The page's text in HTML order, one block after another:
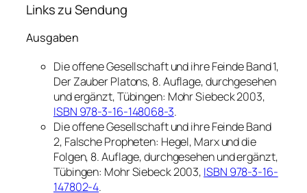
Links zu Sendung
Ausgaben
Die offene Gesellschaft und ihre Feinde Band 1,
Der Zauber Platons, 8. Auflage, durchgesehen
und ergänzt, Tübingen: Mohr Siebeck 2003,
ISBN 978-3-16-148068-3.
Die offene Gesellschaft und ihre Feinde Band
2, Falsche Propheten: Hegel, Marx und die
Folgen, 8. Auflage, durchgesehen und ergänzt,
Tübingen: Mohr Siebeck 2003, ISBN 978-3-16-
147802-4.